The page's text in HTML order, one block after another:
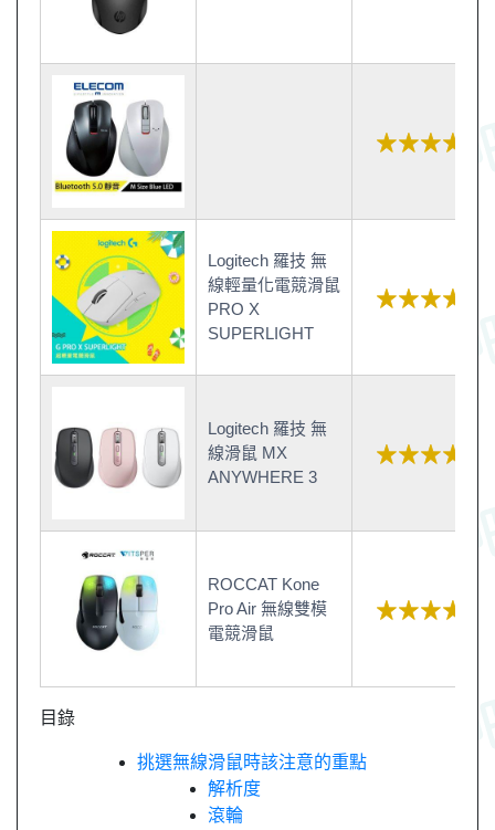
Logitech 羅技 無
線輕量化電競滑鼠
PRO X
SUPERLIGHT
Logitech 羅技 無
線滑鼠 MX
ANYWHERE 3
ROCCAT Kone
Pro Air 無線雙模
電競滑鼠
目錄
挑選無線滑鼠時該注意的重點
解析度
滾輪